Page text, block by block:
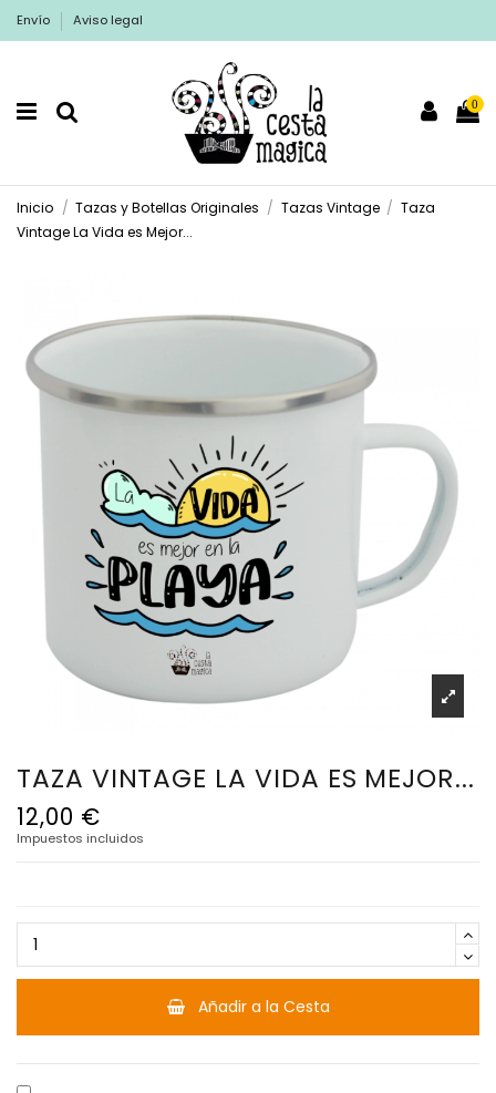
Envío Aviso legal
0
Inicio Tazas y Botellas Originales Tazas Vintage
Taza
Vintage La Vida es Mejor...
TAZA VINTAGE LA VIDA ES MEJOR...
12,00 €
Impuestos incluidos
Añadir a la Cesta